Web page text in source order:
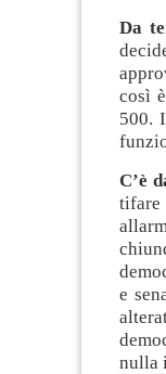
Da
così
500.
C’è
e
nulla